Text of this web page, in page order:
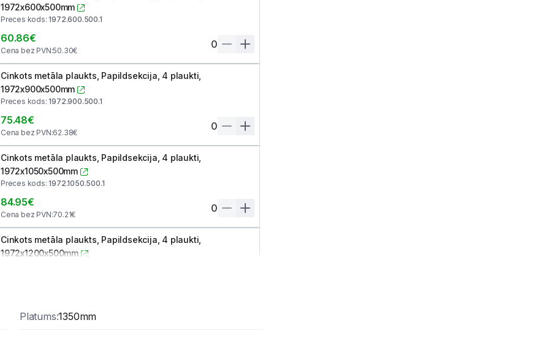
1972x600x500mm
Preces kods:1972.600.500.1
60.86€
Cena bez PVN:50.30€
0
Cinkots metāla plaukts, Papildsekcija, 4 plaukti,
1972x900x500mm
Preces kods:1972.900.500.1
75.48€
Cena bez PVN:62.38€
0
Cinkots metāla plaukts, Papildsekcija, 4 plaukti,
1972x1050x500mm
Preces kods:1972.1050.500.1
84.95€
Cena bez PVN:70.21€
0
Cinkots metāla plaukts, Papildsekcija, 4 plaukti,
1972x1200x500mm
Cinkots metāla plaukts, Papildsekcija, 4 plaukti,
Platums:1350mm